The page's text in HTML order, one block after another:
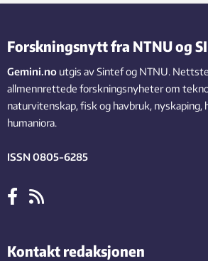
Forskningsnytt fra NTNU og
Gemini.no utgis av Sintef og NTNU.
allmennrettede forskningsnyheter om
naturvitenskap, fisk og havbruk, nyskaping,
humaniora.
ISSN 0805-6285
Kontakt redaksjonen